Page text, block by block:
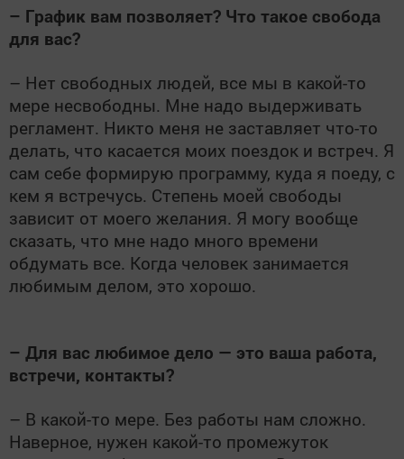
– График вам позволяет? Что такое свобода
для вас?
– Нет свободных людей, все мы в какой-то
мере несвободны. Мне надо выдерживать
регламент. Никто меня не заставляет что-то
делать, что касается моих поездок и встреч. Я
сам себе формирую программу, куда я поеду, с
кем я встречусь. Степень моей свободы
зависит от моего желания. Я могу вообще
сказать, что мне надо много времени
обдумать все. Когда человек занимается
любимым делом, это хорошо.
– Для вас любимое дело — это ваша работа,
встречи, контакты?
– В какой-то мере. Без работы нам сложно.
Наверное, нужен какой-то промежуток